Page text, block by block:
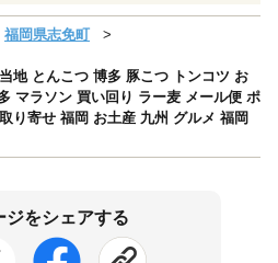
福岡県志免町
地 とんこつ 博多 豚こつ トンコツ お
マラソン 買い回り ラー麦 メール便 ポ
り寄せ 福岡 お土産 九州 グルメ 福岡
ジをシェアする